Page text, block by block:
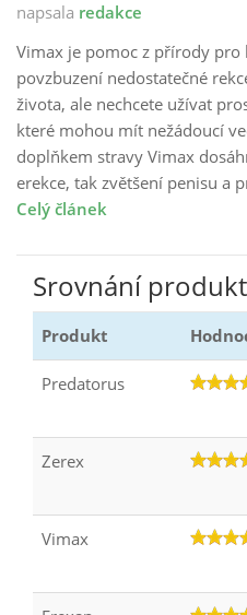
napsala redakce
Vimax je pomoc z přírody pro
povzbuzení nedostatečné
života, ale nechcete užívat
které mohou mít nežádoucí
doplňkem stravy Vimax
erekce, tak zvětšení penisu a
Celý článek
Srovnání
Produkt
Predatorus
Zerex
Vimax